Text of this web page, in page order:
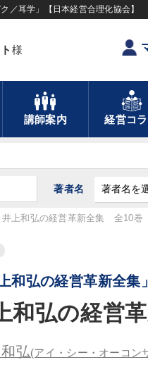
／耳学」【日本経営合理化協会】
様
講師案内 経営コ
著者名
井上和弘の経営革新全集 全10巻
上和弘の経営革新全集
和弘の経営
弘(アイ・シー・オーコン